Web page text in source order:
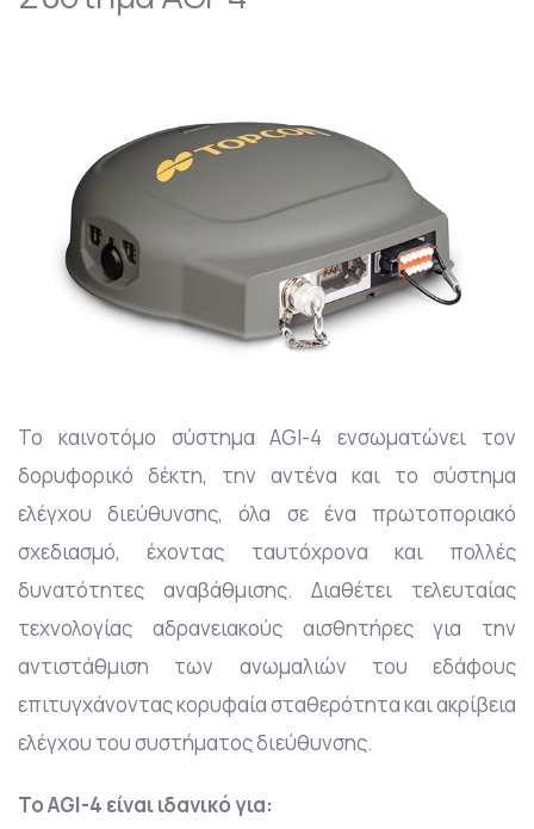
To καινοτόμο σύστημα AGI-4 ενσωματώνει τον
δορυφορικό δέκτη, την αντένα και το σύστημα
ελέγχου διεύθυνσης, όλα σε ένα πρωτοποριακό
σχεδιασμό, έχοντας ταυτόχρονα και πολλές
δυνατότητες αναβάθμισης. Διαθέτει τελευταίας
τεχνολογίας αδρανειακούς αισθητήρες για την
αντιστάθμιση των ανωμαλιών του εδάφους
επιτυγχάνοντας κορυφαία σταθερότητα και ακρίβεια
ελέγχου του συστήματος διεύθυνσης.
Το AGI-4 είναι ιδανικό για: